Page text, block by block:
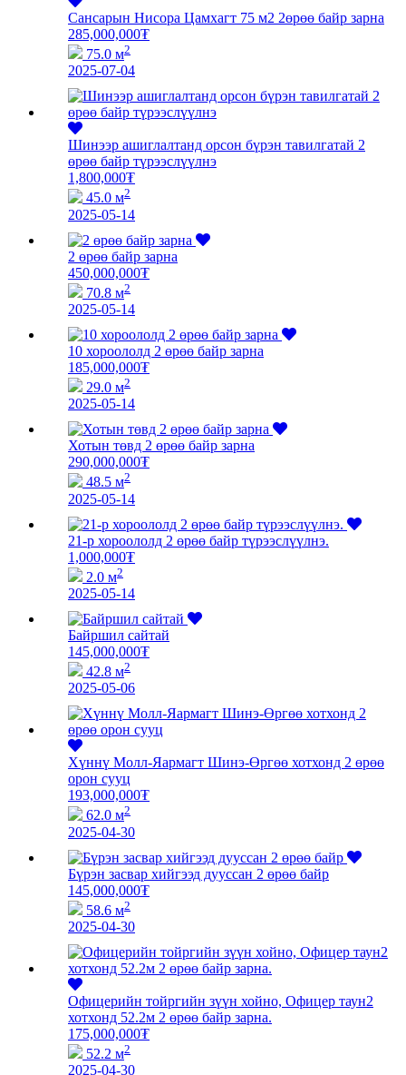
Сансарын Нисора Цамхагт 75 м2 2өрөө байр зарна
285,000,000₮
75.0 м2
2025-07-04
Шинээр ашиглалтанд орсон бүрэн тавилгатай 2
өрөө байр түрээслүүлнэ
1,800,000₮
45.0 м2
2025-05-14
2 өрөө байр зарна
450,000,000₮
70.8 м2
2025-05-14
10 хороололд 2 өрөө байр зарна
185,000,000₮
29.0 м2
2025-05-14
Хотын төвд 2 өрөө байр зарна
290,000,000₮
48.5 м2
2025-05-14
21-р хороололд 2 өрөө байр түрээслүүлнэ.
1,000,000₮
2.0 м2
2025-05-14
Байршил сайтай
145,000,000₮
42.8 м2
2025-05-06
Хүннү Молл-Яармагт Шинэ-Өргөө хотхонд 2 өрөө
орон сууц
193,000,000₮
62.0 м2
2025-04-30
Бүрэн засвар хийгээд дууссан 2 өрөө байр
145,000,000₮
58.6 м2
2025-04-30
Офицерийн тойргийн зүүн хойно, Офицер таун2
хотхонд 52.2м 2 өрөө байр зарна.
175,000,000₮
52.2 м2
2025-04-30